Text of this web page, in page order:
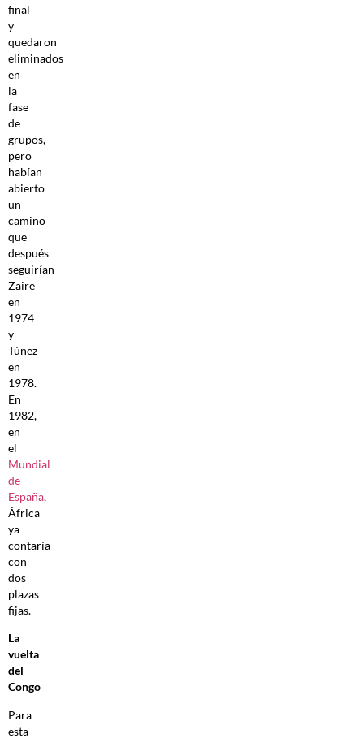
final
y
quedaron
eliminados
en
la
fase
de
grupos,
pero
habían
abierto
un
camino
que
después
seguirían
Zaire
en
1974
y
Túnez
en
1978.
En
1982,
en
el
Mundial
de
España,
África
ya
contaría
con
dos
plazas
fijas.
La
vuelta
del
Congo
Para
esta